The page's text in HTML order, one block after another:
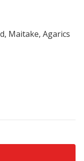
Maitake, Agarics